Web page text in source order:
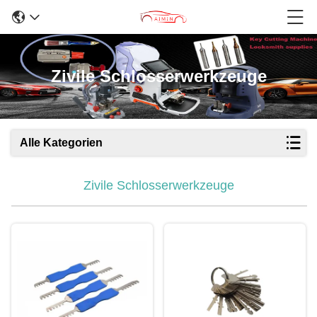
Zivile Schlosserwerkzeuge
Alle Kategorien
Zivile Schlosserwerkzeuge